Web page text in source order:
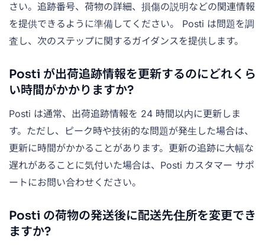
さい。追跡番号、荷物の詳細、損傷の説明などの関連情報
を提供できるように準備してください。 Posti は問題を調
査し、次のステップに関するガイダンスを提供します。
Posti が出荷追跡情報を更新するのにどれくら
い時間がかかりますか?
Posti は通常、出荷追跡情報を 24 時間以内に更新しま
す。ただし、ピーク時や技術的な問題が発生した場合は、
更新に時間がかかることがあります。更新の追跡に大幅な
遅れがあることに気付いた場合は、Posti カスタマー サポ
ートにお問い合わせください。
Posti の荷物の発送後に配送先住所を変更でき
ますか?